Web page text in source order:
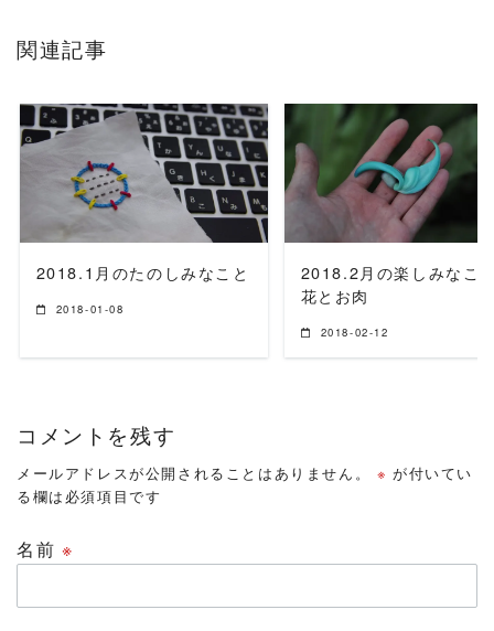
関連記事
READ MORE
2018.1月のたのしみなこと
2018-01-08
READ MORE
2018.2月の楽しみなこ
花とお肉
2018-02-12
コメントを残す
メールアドレスが公開されることはありません。 ※ が付いてい
る欄は必須項目です
名前 ※